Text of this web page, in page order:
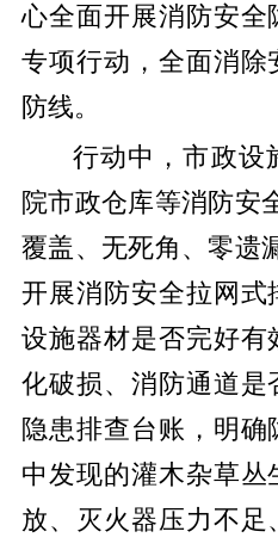
心全面开展消防安全
专项行动，全面消除
防线。
行动中，市政设
院市政仓库等消防安
覆盖、无死角、零遗
开展消防安全拉网式
设施器材是否完好有
化破损、消防通道是
隐患排查台账，明
中发现的灌木杂草
放、灭火器压力不足